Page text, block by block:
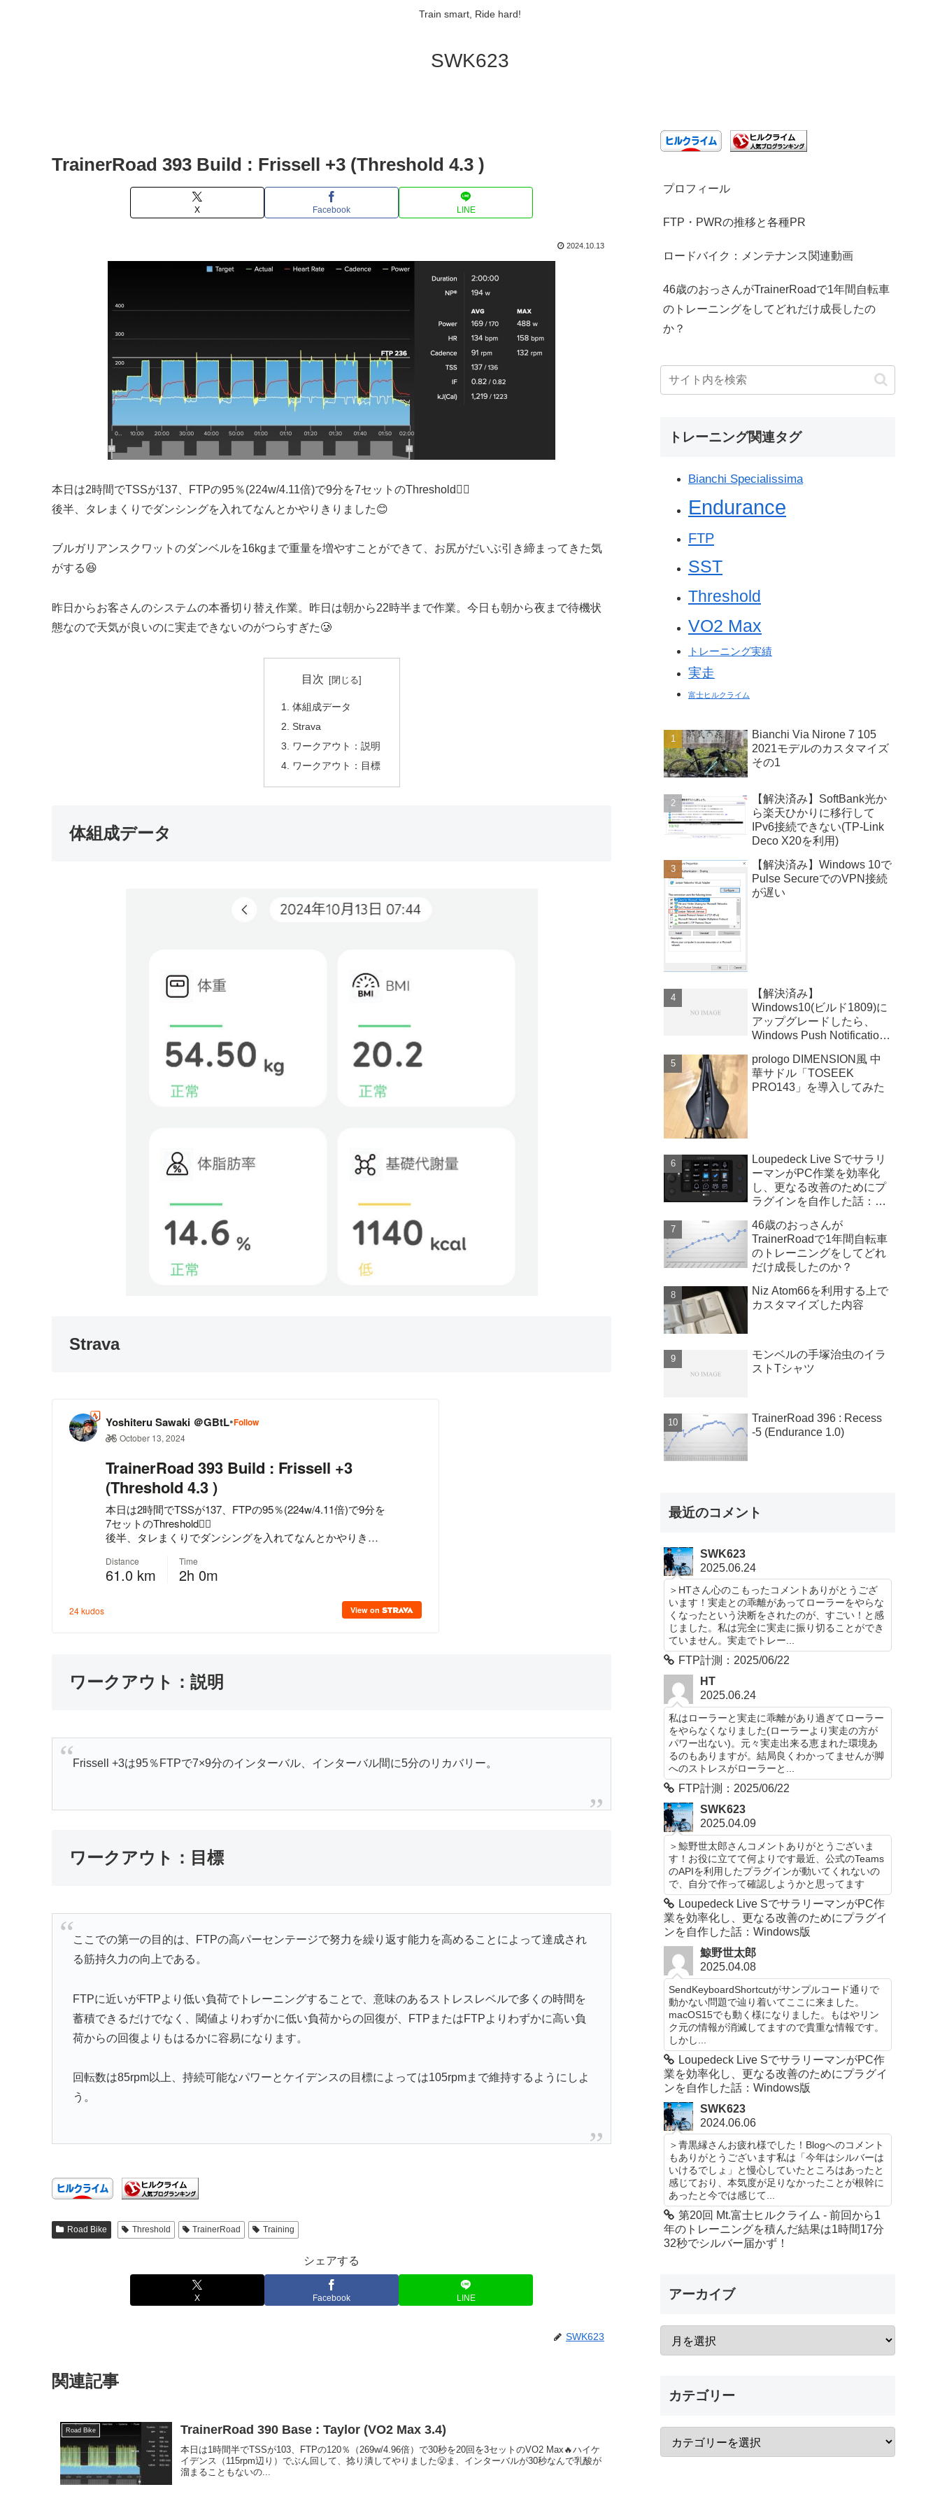
Train smart, Ride hard!
SWK623
TrainerRoad 393 Build : Frissell +3 (Threshold 4.3 )
X Facebook LINE
2024.10.13
本日は2時間でTSSが137、FTPの95％(224w/4.11倍)で9分を7セットのThreshold🚴‍♂️
後半、タレまくりでダンシングを入れてなんとかやりきりました😊
ブルガリアンスクワットのダンベルを16kgまで重量を増やすことができて、お尻がだいぶ引き締まってきた気
がする😆
昨日からお客さんのシステムの本番切り替え作業。昨日は朝から22時半まで作業。今日も朝から夜まで待機状
態なので天気が良いのに実走できないのがつらすぎた🥲
目次
体組成データ
Strava
ワークアウト：説明
ワークアウト：目標
体組成データ
Strava
ワークアウト：説明
Frissell +3は95％FTPで7×9分のインターバル、インターバル間に5分のリカバリー。
ワークアウト：目標
ここでの第一の目的は、FTPの高パーセンテージで努力を繰り返す能力を高めることによって達成され
る筋持久力の向上である。
FTPに近いがFTPより低い負荷でトレーニングすることで、意味のあるストレスレベルで多くの時間を
蓄積できるだけでなく、閾値よりわずかに低い負荷からの回復が、FTPまたはFTPよりわずかに高い負
荷からの回復よりもはるかに容易になります。
回転数は85rpm以上、持続可能なパワーとケイデンスの目標によっては105rpmまで維持するようにしよ
う。
Road Bike Threshold TrainerRoad Training
シェアする
X Facebook LINE
SWK623
関連記事
Road Bike TrainerRoad 390 Base : Taylor (VO2 Max 3.4)
本日は1時間半でTSSが103、FTPの120％（269w/4.96倍）で30秒を20回を3セットのVO2 Max🔥ハイケ
イデンス（115rpm辺り）でぶん回して、捻り潰してやりました😤ま、インターバルが30秒なんで乳酸が
溜まることもないの...
プロフィール
FTP・PWRの推移と各種PR
ロードバイク：メンテナンス関連動画
46歳のおっさんがTrainerRoadで1年間自転車
のトレーニングをしてどれだけ成長したの
か？
トレーニング関連タグ
Bianchi Specialissima
Endurance
FTP
SST
Threshold
VO2 Max
トレーニング実績
実走
富士ヒルクライム
Bianchi Via Nirone 7 105
2021モデルのカスタマイズ
その1
【解決済み】SoftBank光か
ら楽天ひかりに移行して
IPv6接続できない(TP-Link
Deco X20を利用)
【解決済み】Windows 10で
Pulse SecureでのVPN接続
が遅い
【解決済み】
Windows10(ビルド1809)に
アップグレードしたら、
Windows Push Notifications
prologo DIMENSION風 中
華サドル「TOSEEK
PRO143」を導入してみた
Loupedeck Live Sでサラリ
ーマンがPC作業を効率化
し、更なる改善のためにプ
ラグインを自作した話：
46歳のおっさんが
TrainerRoadで1年間自転車
のトレーニングをしてどれ
だけ成長したのか？
Niz Atom66を利用する上で
カスタマイズした内容
モンベルの手塚治虫のイラ
ストTシャツ
TrainerRoad 396 : Recess
-5 (Endurance 1.0)
最近のコメント
SWK623
2025.06.24
＞HTさん心のこもったコメントありがとうござ
います！実走との乖離があってローラーをやらな
くなったという決断をされたのが、すごい！と感
じました。私は完全に実走に振り切ることができ
ていません。実走でトレー...
FTP計測：2025/06/22
HT
2025.06.24
私はローラーと実走に乖離があり過ぎてローラー
をやらなくなりました(ローラーより実走の方が
パワー出ない)。元々実走出来る恵まれた環境あ
るのもありますが。結局良くわかってませんが脚
へのストレスがローラーと...
FTP計測：2025/06/22
SWK623
2025.04.09
＞鯨野世太郎さんコメントありがとうございま
す！お役に立てて何よりです最近、公式のTeams
のAPIを利用したプラグインが動いてくれないの
で、自分で作って確認しようかと思ってます
Loupedeck Live SでサラリーマンがPC作
業を効率化し、更なる改善のためにプラグイ
ンを自作した話：Windows版
鯨野世太郎
2025.04.08
SendKeyboardShortcutがサンプルコード通りで
動かない問題で辿り着いてここに来ました。
macOS15でも動く様になりました。もはやリン
ク元の情報が消滅してますので貴重な情報です。
しかし...
Loupedeck Live SでサラリーマンがPC作
業を効率化し、更なる改善のためにプラグイ
ンを自作した話：Windows版
SWK623
2024.06.06
＞青黒縁さんお疲れ様でした！Blogへのコメント
もありがとうございます私は「今年はシルバーは
いけるでしょ」と慢心していたところはあったと
感じており、本気度が足りなかったことが根幹に
あったと今では感じて...
第20回 Mt.富士ヒルクライム - 前回から1
年のトレーニングを積んだ結果は1時間17分
32秒でシルバー届かず！
アーカイブ
カテゴリー